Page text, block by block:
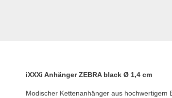
iXXXi Anhänger ZEBRA black Ø 1,4 cm
Modischer Kettenanhänger aus hochwertigem